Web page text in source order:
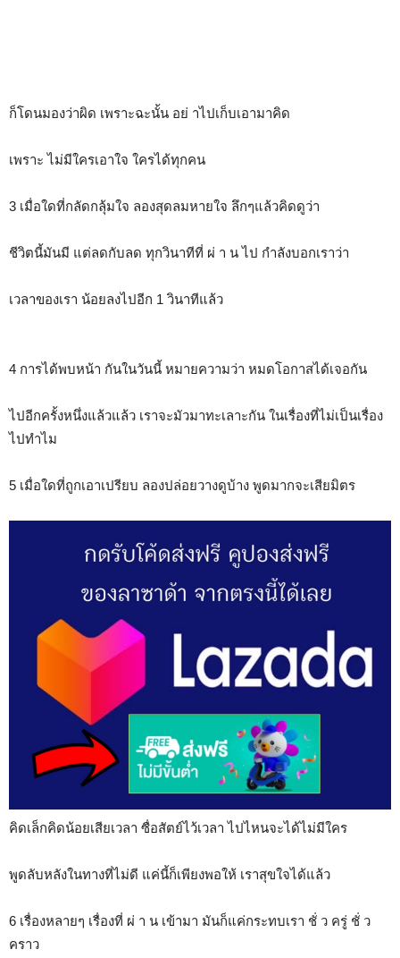
ก็โดนมองว่าผิด เพราะฉะนั้น อย่ าไปเก็บเอามาคิด
เพราะ ไม่มีใครเอาใจ ใครได้ทุกคน
3 เมื่อใดที่กลัดกลุ้มใจ ลองสุดลมหายใจ ลึกๆแล้วคิดดูว่า
ชีวิตนี้มันมี แต่ลดกับลด ทุกวินาทีที่ ผ่ า น ไป กำลังบอกเราว่า
เวลาของเรา น้อยลงไปอีก 1 วินาทีแล้ว
4 การได้พบหน้า กันในวันนี้ หมายความว่า หมดโอกาสได้เจอกัน
ไปอีกครั้งหนึ่งแล้วแล้ว เราจะมัวมาทะเลาะกัน ในเรื่องที่ไม่เป็นเรื่อง
ไปทำไม
5 เมื่อใดที่ถูกเอาเปรียบ ลองปล่อยวางดูบ้าง พูดมากจะเสียมิตร
คิดเล็กคิดน้อยเสียเวลา ซื่อสัตย์ไว้เวลา ไปไหนจะได้ไม่มีใคร
พูดลับหลังในทางที่ไม่ดี แค่นี้ก็เพียงพอให้ เราสุขใจได้แล้ว
6 เรื่องหลายๆ เรื่องที่ ผ่ า น เข้ามา มันก็แค่กระทบเรา ชั่ ว ครู่ ชั่ ว
คราว